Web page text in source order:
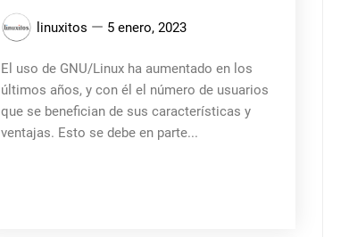
linuxitos 5 enero, 2023
El uso de GNU/Linux ha aumentado en los
últimos años, y con él el número de usuarios
que se benefician de sus características y
ventajas. Esto se debe en parte...